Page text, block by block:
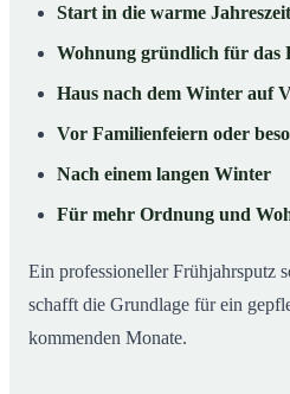
Start in die warme Jahreszeit
Wohnung gründlich für das
Haus nach dem Winter auf
Vor Familienfeiern oder
Nach einem langen Winter
Für mehr Ordnung und
Ein professioneller Frühjahrsputz
schafft die Grundlage für ein
kommenden Monate.